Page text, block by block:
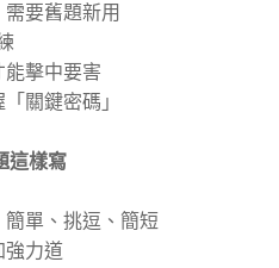
要舊題新用
能擊中要害
關鍵密碼」
這樣寫
單、挑逗、簡短
強力道